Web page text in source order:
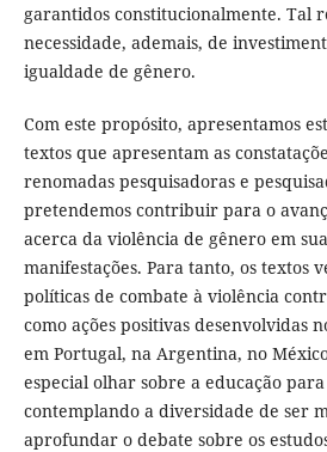
garantidos constitucionalmente. Tal
necessidade, ademais, de
igualdade de gênero.
Com este propósito, apresentamos
textos que apresentam as
renomadas pesquisadoras e
pretendemos contribuir para o
acerca da violência de gênero em
manifestações. Para tanto, os textos
políticas de combate à violência
como ações positivas desenvolvidas
em Portugal, na Argentina, no
especial olhar sobre a educação
contemplando a diversidade de ser
aprofundar o debate sobre os